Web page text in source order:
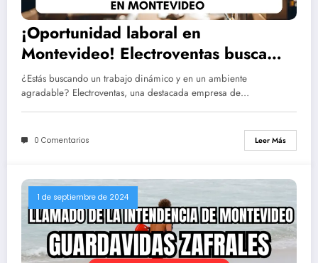
¡Oportunidad laboral en
Montevideo! Electroventas busca
Peón de Depósito Zafral
¿Estás buscando un trabajo dinámico y en un ambiente
agradable? Electroventas, una destacada empresa de…
0 Comentarios Leer Más
1 de septiembre de 2024